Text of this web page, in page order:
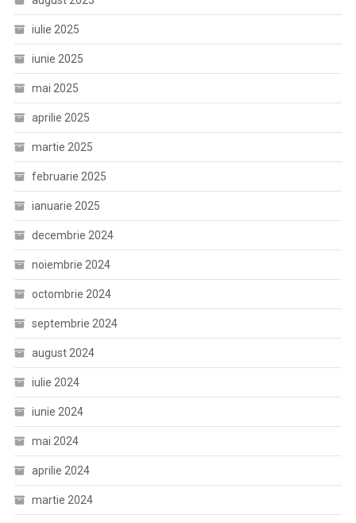
iulie 2025
iunie 2025
mai 2025
aprilie 2025
martie 2025
februarie 2025
ianuarie 2025
decembrie 2024
noiembrie 2024
octombrie 2024
septembrie 2024
august 2024
iulie 2024
iunie 2024
mai 2024
aprilie 2024
martie 2024